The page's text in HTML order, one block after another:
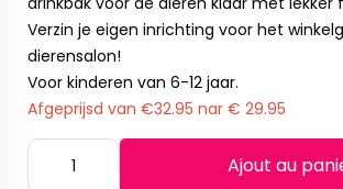
Verzin je eigen inrichting voor het
dierensalon!
Voor kinderen van 6-12 jaar.
Afgeprijsd van €32.95 nar € 29.95
Ajout au